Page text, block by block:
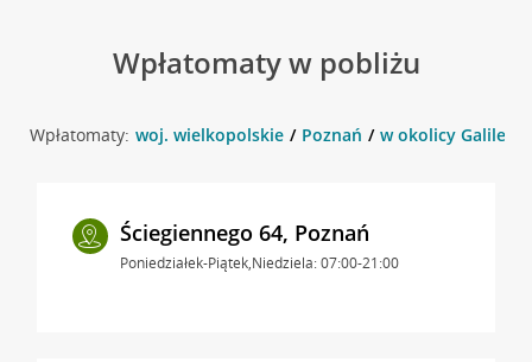
Wpłatomaty w pobliżu
Wpłatomaty: woj. wielkopolskie Poznań w okolicy
Ściegiennego 64, Poznań
Poniedziałek-Piątek,Niedziela: 07:00-21:00